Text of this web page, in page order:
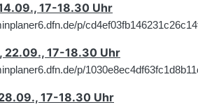
17-18.30 Uhr
p/
22.09., 17-18.30 Uhr
p/
17-18.30 Uhr